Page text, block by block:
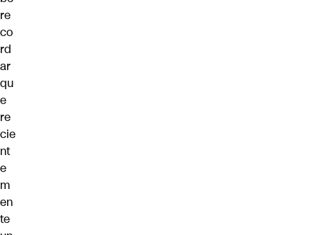
re
co
rd
ar
qu
e
re
cie
nt
e
m
en
te